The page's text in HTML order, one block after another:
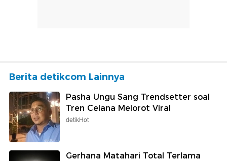
Berita detikcom Lainnya
Pasha Ungu Sang Trendsetter soal
Tren Celana Melorot Viral
detikHot
Gerhana Matahari Total Terlama